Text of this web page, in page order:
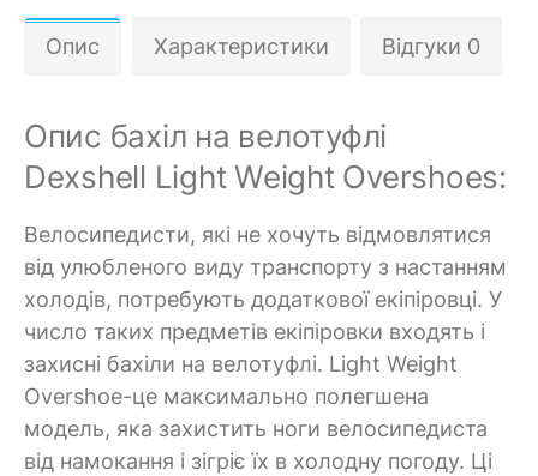
Опис Характеристики Відгуки 0
Опис бахіл на велотуфлі
Dexshell Light Weight Overshoes:
Велосипедисти, які не хочуть відмовлятися
від улюбленого виду транспорту з настанням
холодів, потребують додаткової екіпіровці. У
число таких предметів екіпіровки входять і
захисні бахіли на велотуфлі. Light Weight
Overshoe-це максимально полегшена
модель, яка захистить ноги велосипедиста
від намокання і зігріє їх в холодну погоду. Ці